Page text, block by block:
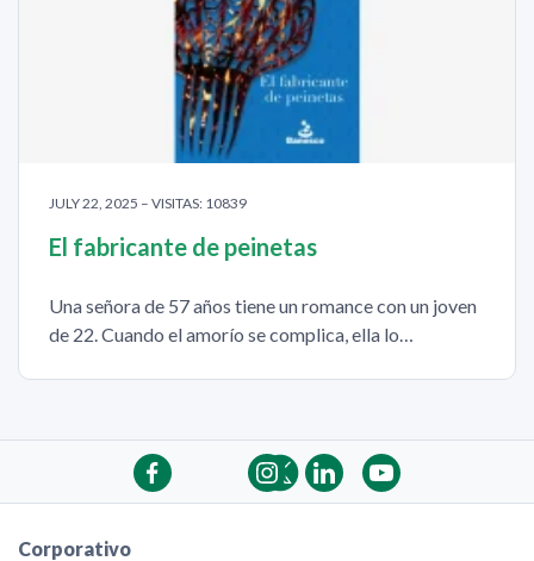
JULY 22, 2025 – VISITAS: 10839
El fabricante de peinetas
Una señora de 57 años tiene un romance con un joven
de 22. Cuando el amorío se complica, ella lo…
Corporativo